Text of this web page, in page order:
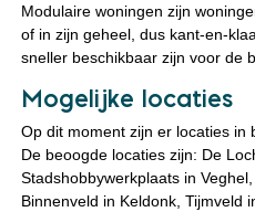
Modulaire woningen zijn
of in zijn geheel, dus kant-en-
sneller beschikbaar zijn voor de
Mogelijke locaties
Op dit moment zijn er locaties in
De beoogde locaties zijn: De
Stadshobbywerkplaats in
Binnenveld in Keldonk, Tijmveld